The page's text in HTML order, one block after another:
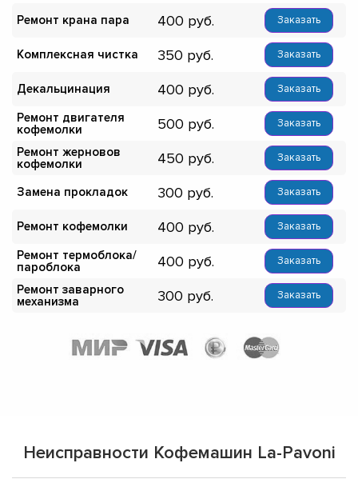
Ремонт крана пара 400 Заказать
Комплексная чистка 350 Заказать
Декальцинация 400 Заказать
Ремонт двигателя
кофемолки
500 Заказать
Ремонт жерновов
кофемолки
450 Заказать
Замена прокладок 300 Заказать
Ремонт кофемолки 400 Заказать
Ремонт термоблока/
пароблока
400 Заказать
Ремонт заварного
механизма
300 Заказать
Неисправности Кофемашин La-Pavoni